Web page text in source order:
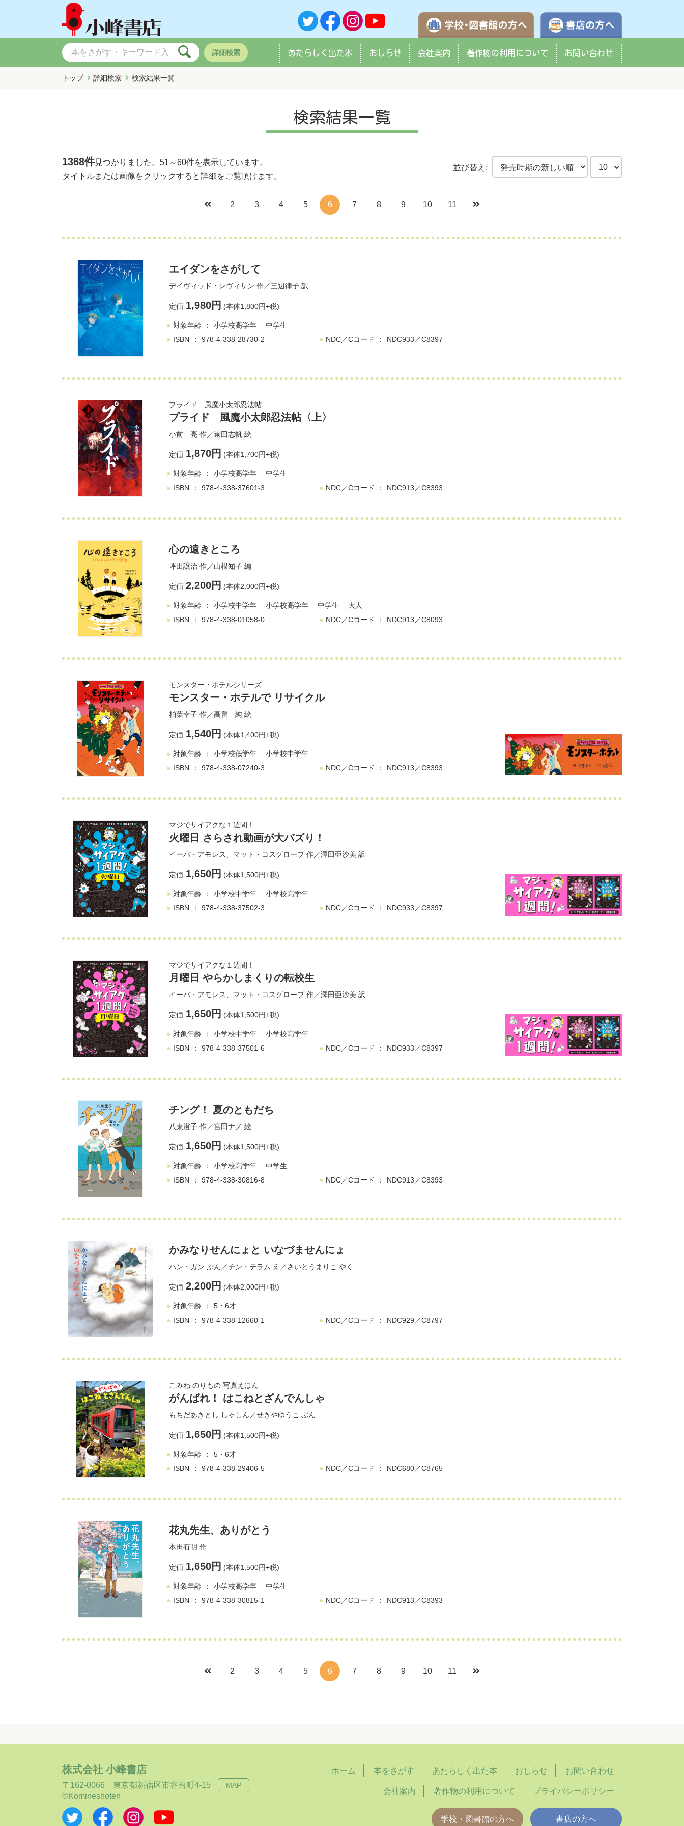
学校・図書館の方へ
詳細検索 あたらしく 出た本 おしらせ 会社案内 著作物の利用について お問い合わせ
トップ 詳細検索 検索結果一覧
検索結果一覧
1368件見つかりました。 51～60件を表示しています。
タイトルまたは画像をクリックすると詳細をご覧頂けます。
並び替え:
2 3 4 5 6 7 8 9 10 11
エイダンをさがして
デイヴィッド・レヴィサン 作／三辺律子 訳
定価 1,980円 (本体1,800円+税)
対象年齢 小学校高学年
中学生
ISBN
978-4-338-28730-2 NDC／Cコード NDC933／C8397
プライド 風魔小太郎忍法帖
プライド 風魔小太郎忍法帖〈上〉
小前 亮 作／遠田志帆 絵
定価 1,870円 (本体1,700円+税)
対象年齢 小学校高学年
中学生
ISBN
978-4-338-37601-3 NDC／Cコード NDC913／C8393
心の遠きところ
坪田譲治 作／山根知子 編
定価 2,200円 (本体2,000円+税)
対象年齢 小学校中学年 小学校高学年 中学生
大人
ISBN
978-4-338-01058-0 NDC／Cコード NDC913／C8093
モンスター・ホテルシリーズ
モンスター・ホテルで リサイクル
柏葉幸子 作／高畠 純 絵
定価 1,540円 (本体1,400円+税)
対象年齢 小学校低学年
小学校中学年
ISBN
978-4-338-07240-3 NDC／Cコード NDC913／C8393
マジでサイアクな１週間！
火曜日 さらされ動画が大バズり！
イーバ・アモレス マット・コスグローブ 作／澤田亜沙美 訳
定価 1,650円 (本体1,500円+税)
対象年齢 小学校中学年
小学校高学年
ISBN
978-4-338-37502-3 NDC／Cコード NDC933／C8397
マジでサイアクな１週間！
月曜日 やらかしまくりの転校生
イーバ・アモレス マット・コスグローブ 作／澤田亜沙美 訳
定価 1,650円 (本体1,500円+税)
対象年齢 小学校中学年
小学校高学年
ISBN
978-4-338-37501-6 NDC／Cコード NDC933／C8397
チング！ 夏のともだち
八束澄子 作／宮田ナノ 絵
定価 1,650円 (本体1,500円+税)
対象年齢 小学校高学年
中学生
ISBN
978-4-338-30816-8 NDC／Cコード NDC913／C8393
かみなりせんにょと いなづませんにょ
ハン・ガン ぶん／チン・テラム え／さいとうまりこ やく
定価 2,200円 (本体2,000円+税)
対象年齢
5・6才
ISBN
978-4-338-12660-1 NDC／Cコード NDC929／C8797
こみね のりもの 写真えほん
がんばれ！ はこねとざんでんしゃ
もちだあきとし しゃしん／せきやゆうこ ぶん
定価 1,650円 (本体1,500円+税)
対象年齢
5・6才
ISBN
978-4-338-29406-5 NDC／Cコード NDC680／C8765
花丸先生、ありがとう
本田有明 作
定価 1,650円 (本体1,500円+税)
対象年齢 小学校高学年
中学生
ISBN
978-4-338-30815-1 NDC／Cコード NDC913／C8393
2 3 4 5 6 7 8 9 10 11
株式会社 小峰書店
〒162-0066 東京都新宿区市谷台町4-15 MAP
©Komineshoten
ホーム 本をさがす あたらしく出た本 おしらせ お問い合わせ
会社案内 著作物の利用について プライバシーポリシー
学校・図書館の方へ 書店の方へ